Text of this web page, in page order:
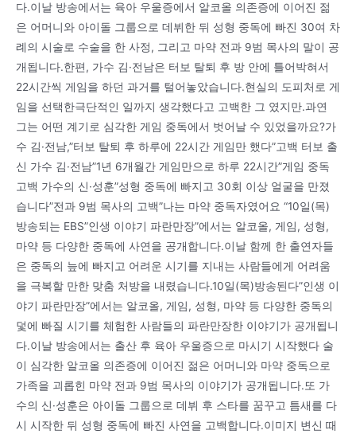
다.이날 방송에서는 육아 우울증에서 알코올 의존증에 이어진 젊
은 어머니와 아이돌 그룹으로 데뷔한 뒤 성형 중독에 빠진 30여 차
례의 시술로 수술을 한 사정, 그리고 마약 전과 9범 목사의 말이 공
개됩니다.한편, 가수 김·전남은 터보 탈퇴 후 방 안에 틀어박혀서
22시간씩 게임을 하던 과거를 털어놓았습니다.현실의 도피처로 게
임을 선택한극단적인 일까지 생각했다고 고백한 그 였지만.과연
그는 어떤 계기로 심각한 게임 중독에서 벗어날 수 있었을까요?가
수 김·전남,”터보 탈퇴 후 하루에 22시간 게임만 했다”고백 터보 출
신 가수 김·전남”1년 6개월간 게임만으로 하루 22시간”게임 중독
고백 가수의 신·성훈”성형 중독에 빠지고 30회 이상 얼굴을 만졌
습니다”전과 9범 목사의 고백”나는 마약 중독자였어요 “10일(목)
방송되는 EBS”인생 이야기 파란만장”에서는 알코올, 게임, 성형,
마약 등 다양한 중독에 사연을 공개합니다.이날 함께 한 출연자들
은 중독의 늪에 빠지고 어려운 시기를 지내는 사람들에게 어려움
을 극복할 만한 맞춤 처방을 내렸습니다.10일(목)방송된다”인생 이
야기 파란만장”에서는 알코올, 게임, 성형, 마약 등 다양한 중독의
덫에 빠질 시기를 체험한 사람들의 파란만장한 이야기가 공개됩니
다.이날 방송에서는 출산 후 육아 우울증으로 마시기 시작했다 술
이 심각한 알코올 의존증에 이어진 젊은 어머니와 마약 중독으로
가족을 괴롭힌 마약 전과 9범 목사의 이야기가 공개됩니다.또 가
수의 신·성훈은 아이돌 그룹으로 데뷔 후 스타를 꿈꾸고 틈새를 다
시 시작한 뒤 성형 중독에 빠진 사연을 고백합니다.이미지 변신 때